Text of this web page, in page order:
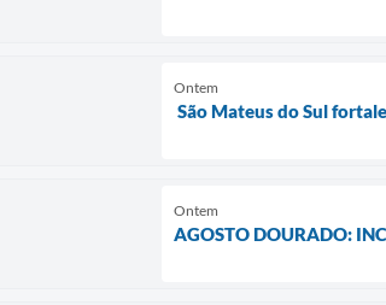
Ontem
São Mateus do Sul
Ontem
AGOSTO DOURADO: